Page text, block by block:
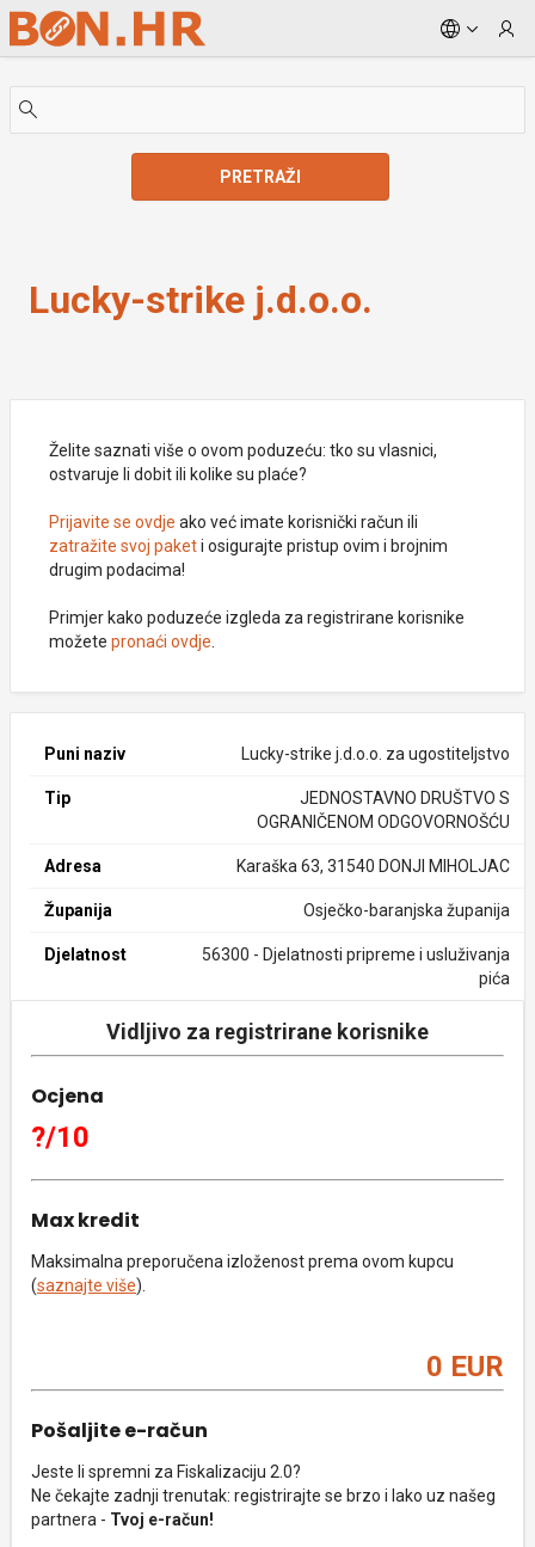
Skip to Main Content
PRETRAŽI
Lucky-strike j.d.o.o.
Želite saznati više o ovom poduzeću: tko su vlasnici,
ostvaruje li dobit ili kolike su plaće?
Prijavite se ovdje ako već imate korisnički račun ili
zatražite svoj paketi osigurajte pristup ovim i brojnim
drugim podacima!
Primjer kako poduzeće izgleda za registrirane korisnike
možete pronaći ovdje
Puni naziv Lucky-strike j.d.o.o. za ugostiteljstvo
Tip
JEDNOSTAVNO DRUŠTVO S
OGRANIČENOM ODGOVORNOŠĆU
Adresa Karaška 63, 31540 DONJI MIHOLJAC
Županija Osječko-baranjska županija
Djelatnost
56300 - Djelatnosti pripreme i usluživanja
pića
Vidljivo za registrirane korisnike
Ocjena
?/10
Max kredit
Maksimalna preporučena izloženost prema ovom kupcu
(saznajte više).
0 EUR
Pošaljite e-račun
Jeste li spremni za Fiskalizaciju 2.0?
Ne čekajte zadnji trenutak: registrirajte se brzo i lako uz našeg
partnera - Tvoj e-račun!